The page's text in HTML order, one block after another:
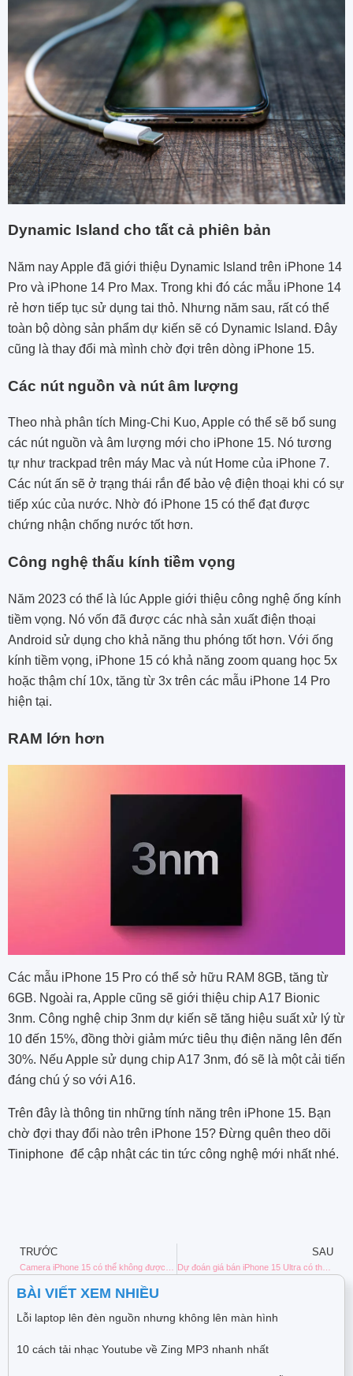
Dynamic Island cho tất cả phiên bản
Năm nay Apple đã giới thiệu Dynamic Island trên iPhone 14
Pro và iPhone 14 Pro Max. Trong khi đó các mẫu ‌iPhone 14‌
rẻ hơn tiếp tục sử dụng tai thỏ. Nhưng năm sau, rất có thể
toàn bộ dòng sản phẩm dự kiến ​​sẽ có ‌Dynamic Island‌. Đây
cũng là thay đổi mà mình chờ đợi trên dòng iPhone 15.
Các nút nguồn và nút âm lượng
Theo nhà phân tích Ming-Chi Kuo, Apple có thể sẽ bổ sung
các nút nguồn và âm lượng mới cho ‌iPhone 15‌. Nó tương
tự như trackpad trên máy Mac và nút Home của ‌iPhone‌ 7.
Các nút ấn sẽ ở trạng thái rắn để bảo vệ điện thoại khi có sự
tiếp xúc của nước. Nhờ đó iPhone 15 có thể đạt được
chứng nhận chống nước tốt hơn.
Công nghệ thấu kính tiềm vọng
Năm 2023 có thể là lúc Apple giới thiệu công nghệ ống kính
tiềm vọng. Nó vốn đã được các nhà sản xuất điện thoại
Android sử dụng cho khả năng thu phóng tốt hơn. Với ống
kính tiềm vọng, iPhone 15 có khả năng zoom quang học 5x
hoặc thậm chí 10x, tăng từ 3x trên các mẫu ‌iPhone 14 Pro‌
hiện tại.
RAM lớn hơn
Các mẫu iPhone 15 Pro có thể sở hữu RAM 8GB, tăng từ
6GB. Ngoài ra, Apple cũng sẽ giới thiệu chip A17 Bionic
3nm. Công nghệ chip 3nm dự kiến ​​sẽ tăng hiệu suất xử lý từ
10 đến 15%, đồng thời giảm mức tiêu thụ điện năng lên đến
30%. Nếu Apple sử dụng chip A17 3nm, đó sẽ là một cải tiến
đáng chú ý so với A16.
Trên đây là thông tin những tính năng trên iPhone 15. Bạn
chờ đợi thay đổi nào trên iPhone 15? Đừng quên theo dõi
Tiniphone để cập nhật các tin tức công nghệ mới nhất nhé.
TRƯỚC SAU
Dự đoán giá bán iPhone 15 Ultra có thể sẽ tăng mạnh
BÀI VIẾT XEM NHIỀU
Lỗi laptop lên đèn nguồn nhưng không lên màn hình
10 cách tải nhạc Youtube về Zing MP3 nhanh nhất